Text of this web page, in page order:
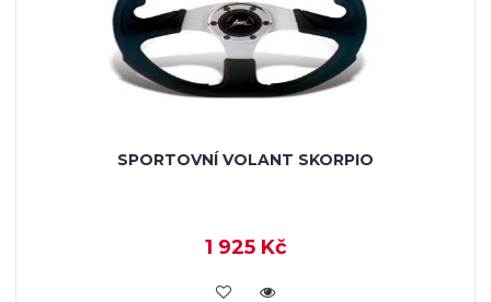
SPORTOVNÍ VOLANT SKORPIO
1 925 Kč
KOUPIT